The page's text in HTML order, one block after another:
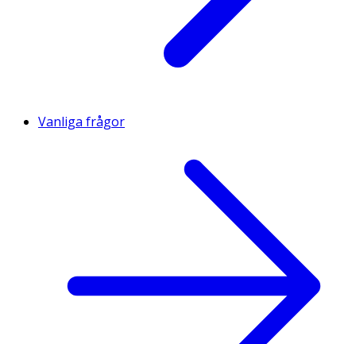
Vanliga frågor